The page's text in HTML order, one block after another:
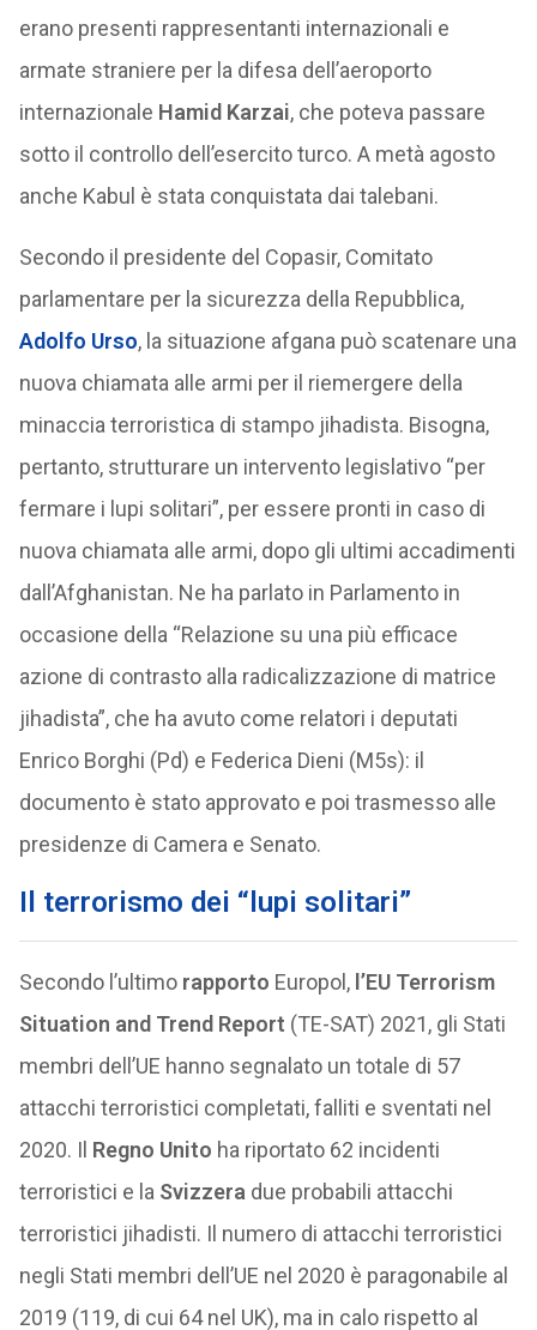
erano presenti rappresentanti internazionali e
armate straniere per la difesa dell’aeroporto
internazionale Hamid Karzai, che poteva passare
sotto il controllo dell’esercito turco. A metà agosto
anche Kabul è stata conquistata dai talebani.
Secondo il presidente del Copasir, Comitato
parlamentare per la sicurezza della Repubblica,
Adolfo Urso, la situazione afgana può scatenare una
nuova chiamata alle armi per il riemergere della
minaccia terroristica di stampo jihadista. Bisogna,
pertanto, strutturare un intervento legislativo “per
fermare i lupi solitari”, per essere pronti in caso di
nuova chiamata alle armi, dopo gli ultimi accadimenti
dall’Afghanistan. Ne ha parlato in Parlamento in
occasione della “Relazione su una più efficace
azione di contrasto alla radicalizzazione di matrice
jihadista”, che ha avuto come relatori i deputati
Enrico Borghi (Pd) e Federica Dieni (M5s): il
documento è stato approvato e poi trasmesso alle
presidenze di Camera e Senato.
Il terrorismo dei “lupi solitari”
Secondo l’ultimo rapporto Europol, l’EU Terrorism
Situation and Trend Report (TE-SAT) 2021, gli Stati
membri dell’UE hanno segnalato un totale di 57
attacchi terroristici completati, falliti e sventati nel
2020. Il Regno Unito ha riportato 62 incidenti
terroristici e la Svizzera due probabili attacchi
terroristici jihadisti. Il numero di attacchi terroristici
negli Stati membri dell’UE nel 2020 è paragonabile al
2019 (119, di cui 64 nel UK), ma in calo rispetto al